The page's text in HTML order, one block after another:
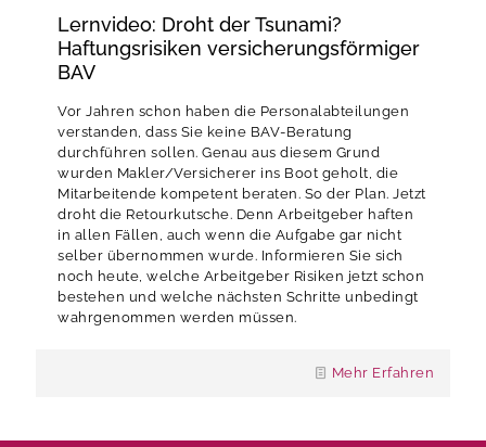
Lernvideo: Droht der Tsunami?
Haftungsrisiken versicherungsförmiger
BAV
Vor Jahren schon haben die Personalabteilungen
verstanden, dass Sie keine BAV-Beratung
durchführen sollen. Genau aus diesem Grund
wurden Makler/Versicherer ins Boot geholt, die
Mitarbeitende kompetent beraten. So der Plan. Jetzt
droht die Retourkutsche. Denn Arbeitgeber haften
in allen Fällen, auch wenn die Aufgabe gar nicht
selber übernommen wurde. Informieren Sie sich
noch heute, welche Arbeitgeber Risiken jetzt schon
bestehen und welche nächsten Schritte unbedingt
wahrgenommen werden müssen.
Mehr Erfahren